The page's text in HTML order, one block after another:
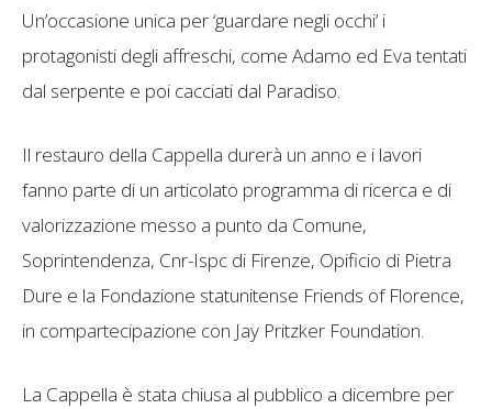
Un’occasione unica per ‘guardare negli occhi’ i
protagonisti degli affreschi, come Adamo ed Eva tentati
dal serpente e poi cacciati dal Paradiso.
Il restauro della Cappella durerà un anno e i lavori
fanno parte di un articolato programma di ricerca e di
valorizzazione messo a punto da Comune,
Soprintendenza, Cnr-Ispc di Firenze, Opificio di Pietra
Dure e la Fondazione statunitense Friends of Florence,
in compartecipazione con Jay Pritzker Foundation.
La Cappella è stata chiusa al pubblico a dicembre per